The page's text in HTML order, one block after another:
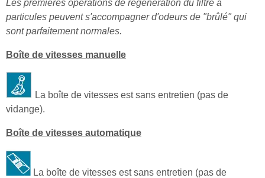
Les premières opérations de régénération du filtre à
particules peuvent s'accompagner d'odeurs de "brûlé" qui
sont parfaitement normales.
Boîte de vitesses manuelle
La boîte de vitesses est sans entretien (pas de
vidange).
Boîte de vitesses automatique
La boîte de vitesses est sans entretien (pas de